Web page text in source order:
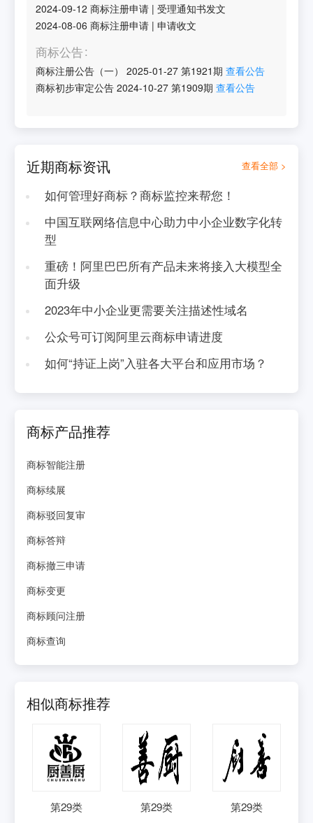
2024-09-12 商标注册申请 |受理通知书发文
2024-08-06 商标注册申请 |申请收文
商标公告
商标注册公告（一） 2025-01-27 第1921期 查看公告
商标初步审定公告 2024-10-27 第1909期 查看公告
近期商标资讯 查看全部 >
如何管理好商标？商标监控来帮您！
中国互联网络信息中心助力中小企业数字化转
型
重磅！阿里巴巴所有产品未来将接入大模型全
面升级
2023年中小企业更需要关注描述性域名
公众号可订阅阿里云商标申请进度
如何“持证上岗”入驻各大平台和应用市场？
商标产品推荐
商标智能注册
商标续展
商标驳回复审
商标答辩
商标撤三申请
商标变更
商标顾问注册
商标查询
相似商标推荐
第29类 第29类 第29类